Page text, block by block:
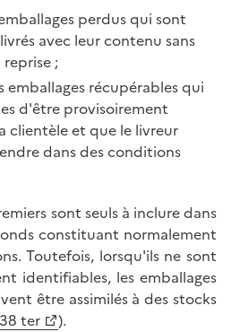
perdus qui sont
avec leur contenu sans
;
emballages récupérables qui
d'être provisoirement
clientèle et que le livreur
dans des conditions
sont seuls à inclure dans
constituant normalement
Toutefois, lorsqu'ils ne sont
identifiables, les emballages
être assimilés à des stocks
ter ).